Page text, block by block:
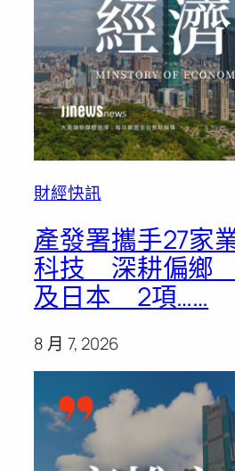
財經快訊
產發署攜手27家
科技 深耕偏鄉
及日本 2項……
8 月 7, 2026